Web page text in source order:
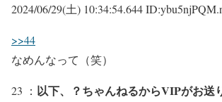
2024/06/29(土) 10:34:54.644
>>44
なめんなって（笑）
23 ： 以下、？ちゃんねるからVIPがお送